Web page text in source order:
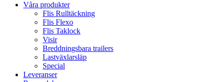
Våra produkter
Flis Rulltäckning
Flis Flexo
Flis Taklock
Visir
Breddningsbara trailers
Lastväxlarsläp
Special
Leveranser